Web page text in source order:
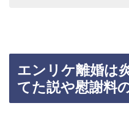
エンリケ離婚は
てた説や慰謝料